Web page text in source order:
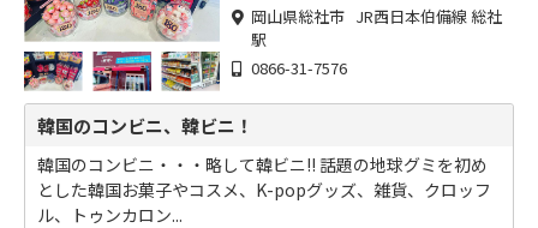
岡山県総社市 JR西日本伯備線 総社
駅
0866-31-7576
韓国のコンビニ、韓ビニ！
韓国のコンビニ・・・略して韓ビニ!! 話題の地球グミを初め
とした韓国お菓子やコスメ、K-popグッズ、雑貨、クロッフ
ル、トゥンカロン...